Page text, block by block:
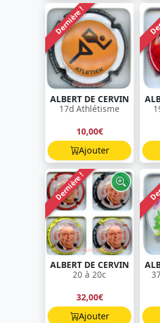
Dernière !
ALBERT DE CERVIN
17d Athlétisme
10,00€
Ajouter
Dernière !
ALBERT DE CERVIN
20 à 20c
32,00€
Ajouter